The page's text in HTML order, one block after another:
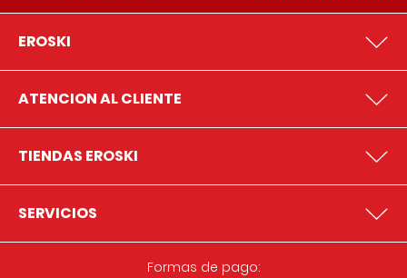
EROSKI
ATENCION AL CLIENTE
TIENDAS EROSKI
SERVICIOS
Formas de pago: